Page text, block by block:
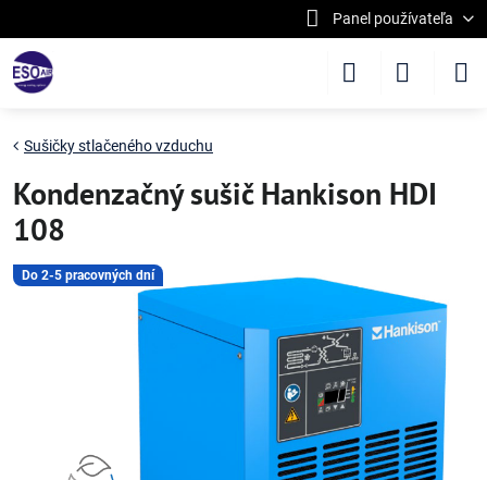
Panel používateľa
Do 2-5 pracovných dní
Sušičky stlačeného vzduchu
Kondenzačný sušič Hankison HDI
108